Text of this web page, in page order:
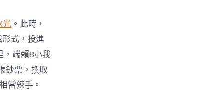
光 。此時，
式，投進
，端賴8小我
鈔票，換取
當辣手。